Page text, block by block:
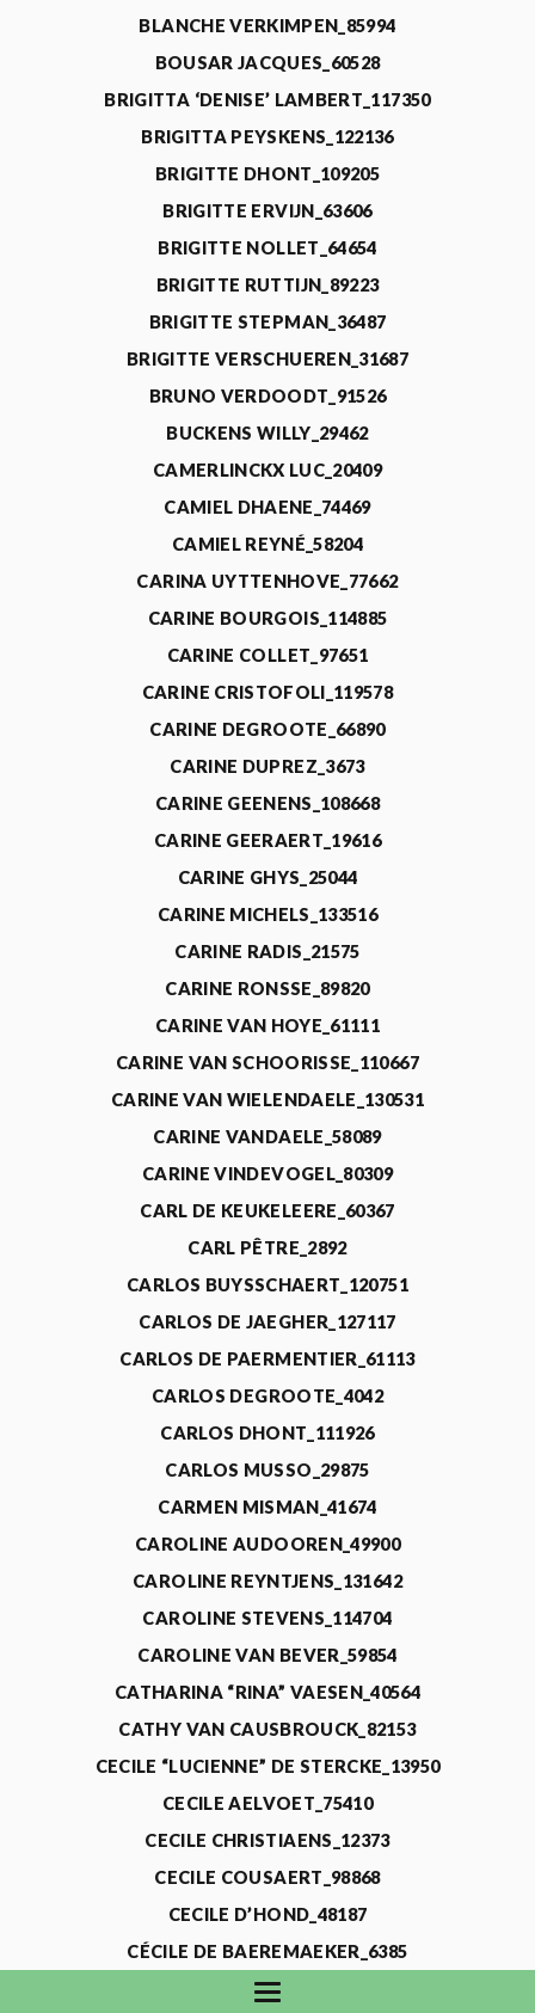
BLANCHE VERKIMPEN_85994
BOUSAR JACQUES_60528
BRIGITTA ‘DENISE’ LAMBERT_117350
BRIGITTA PEYSKENS_122136
BRIGITTE DHONT_109205
BRIGITTE ERVIJN_63606
BRIGITTE NOLLET_64654
BRIGITTE RUTTIJN_89223
BRIGITTE STEPMAN_36487
BRIGITTE VERSCHUEREN_31687
BRUNO VERDOODT_91526
BUCKENS WILLY_29462
CAMERLINCKX LUC_20409
CAMIEL DHAENE_74469
CAMIEL REYNÉ_58204
CARINA UYTTENHOVE_77662
CARINE BOURGOIS_114885
CARINE COLLET_97651
CARINE CRISTOFOLI_119578
CARINE DEGROOTE_66890
CARINE DUPREZ_3673
CARINE GEENENS_108668
CARINE GEERAERT_19616
CARINE GHYS_25044
CARINE MICHELS_133516
CARINE RADIS_21575
CARINE RONSSE_89820
CARINE VAN HOYE_61111
CARINE VAN SCHOORISSE_110667
CARINE VAN WIELENDAELE_130531
CARINE VANDAELE_58089
CARINE VINDEVOGEL_80309
CARL DE KEUKELEERE_60367
CARL PÊTRE_2892
CARLOS BUYSSCHAERT_120751
CARLOS DE JAEGHER_127117
CARLOS DE PAERMENTIER_61113
CARLOS DEGROOTE_4042
CARLOS DHONT_111926
CARLOS MUSSO_29875
CARMEN MISMAN_41674
CAROLINE AUDOOREN_49900
CAROLINE REYNTJENS_131642
CAROLINE STEVENS_114704
CAROLINE VAN BEVER_59854
CATHARINA “RINA” VAESEN_40564
CATHY VAN CAUSBROUCK_82153
CECILE “LUCIENNE” DE STERCKE_13950
CECILE AELVOET_75410
CECILE CHRISTIAENS_12373
CECILE COUSAERT_98868
CECILE D’HOND_48187
CÉCILE DE BAEREMAEKER_6385
CECILE DE WAELE_4731